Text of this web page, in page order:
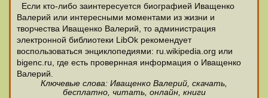
Если кто-либо заинтересуется биографией Иващенко
Валерий или интересными моментами из жизни и
творчества Иващенко Валерий, то администрация
электронной библиотеки LibOk рекомендует
воспользоваться энциклопедиями: ru.wikipedia.org или
bigenc.ru, где есть провернная информация о Иващенко
Валерий.
Ключевые слова: Иващенко Валерий, скачать,
бесплатно, читать, онлайн, книги